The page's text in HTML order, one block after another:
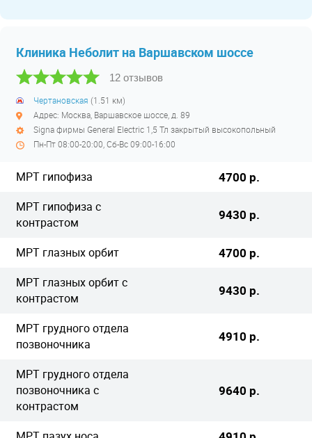
Клиника Неболит на Варшавском шоссе
12 отзывов
Чертановская (1.51 км)
Адрес: Москва, Варшавское шоссе, д. 89
Signa фирмы General Electric 1,5 Тл закрытый высокопольный
Пн-Пт 08:00-20:00, Сб-Вс 09:00-16:00
МРТ гипофиза 4700 р.
МРТ гипофиза с
контрастом
9430 р.
МРТ глазных орбит 4700 р.
МРТ глазных орбит с
контрастом
9430 р.
МРТ грудного отдела
позвоночника
4910 р.
МРТ грудного отдела
позвоночника с
контрастом
9640 р.